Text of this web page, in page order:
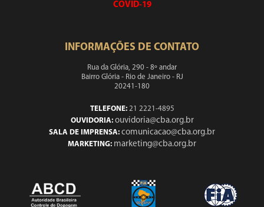
COVID-19
INFORMAÇÕES DE CONTATO
Rua da Glória, 290 - 8º andar
Bairro Glória - Rio de Janeiro - RJ
20241-180
TELEFONE:21 2221-4895
OUVIDORIA: ouvidoria@cba.org.br
SALA DE IMPRENSA: comunicacao@cba.org.br
MARKETING: marketing@cba.org.br